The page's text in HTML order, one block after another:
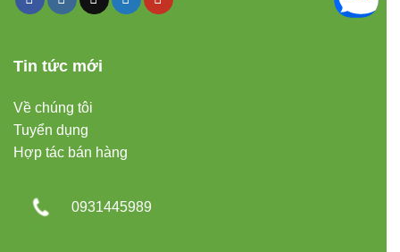
Tin tức mới
Về chúng tôi
Tuyển dụng
Hợp tác bán hàng
0931445989